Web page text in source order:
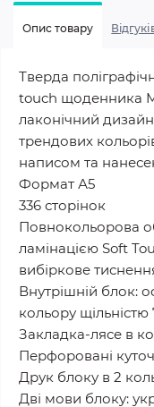
Опис товару
Тверда
touch щоденника
лаконічний
трендових
написом та
Формат А5
336 сторінок
Повнокольорова
ламінацією Soft
вибіркове
Внутрішній блок:
кольору щільністю
Закладка-лясе в
Перфоровані
Друк блоку в 2
Дві мови блоку: